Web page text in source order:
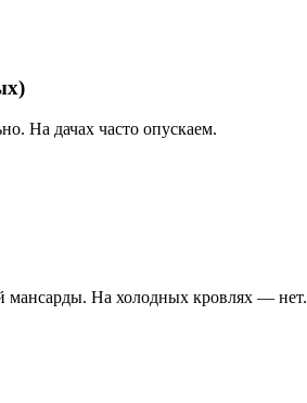
На дачах часто опускаем.
мансарды. На холодных кровлях — нет.